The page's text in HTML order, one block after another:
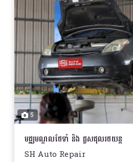
5
មជ្ឈមណ្ឌលថែទាំ និង ជួសជុលរថយន្ត
SH Auto Repair